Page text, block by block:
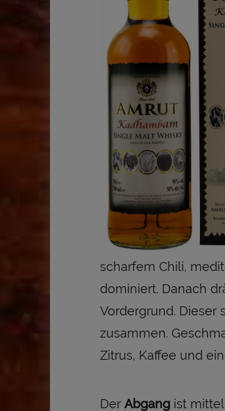
scharfem Chili,
dominiert. Danach
Vordergrund. Dieser
zusammen.
Zitrus, Kaffee und
Der Abgang ist